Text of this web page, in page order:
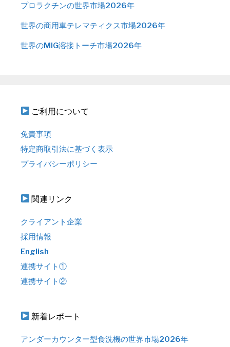
プロラクチンの世界市場2026年
世界の商用車テレマティクス市場2026年
世界のMIG溶接トーチ市場2026年
ご利用について
免責事項
特定商取引法に基づく表示
プライバシーポリシー
関連リンク
クライアント企業
採用情報
English
連携サイト①
連携サイト②
新着レポート
アンダーカウンター型食洗機の世界市場2026年